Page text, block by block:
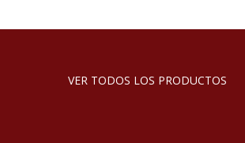
VER TODOS LOS PRODUCTOS